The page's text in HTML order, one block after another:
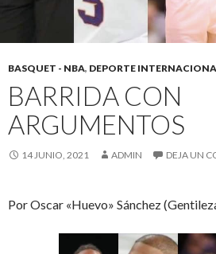
BASQUET - NBA, DEPORTE
BARRIDA CON
ARGUMENTOS
14 JUNIO, 2021 ADMIN DEJA UN
Por Oscar «Huevo» Sánchez